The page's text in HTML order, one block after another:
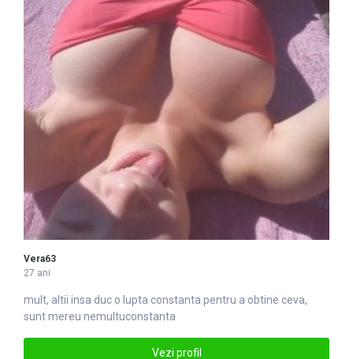
Vera63
27 ani
mult, altii insa duc o lupta constanta pentru a obtine ceva,
sunt mereu nemultuconstanta
Vezi profil